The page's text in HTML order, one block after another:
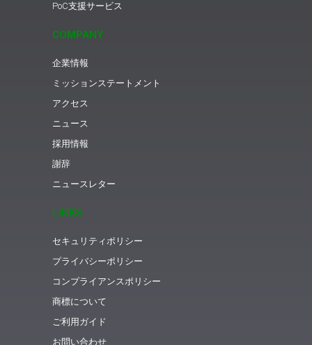
PoC支援サービス
COMPANY
企業情報
ミッションステートメント
アクセス
ニュース
採用情報
謝辞
ニュースレター
LINKS
セキュリティポリシー
プライバシーポリシー
コンプライアンスポリシー
商標について
ご利用ガイド
お問い合わせ